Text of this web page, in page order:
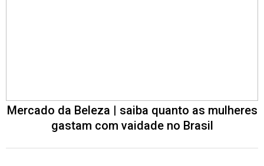
Mercado da Beleza | saiba quanto as mulheres
gastam com vaidade no Brasil